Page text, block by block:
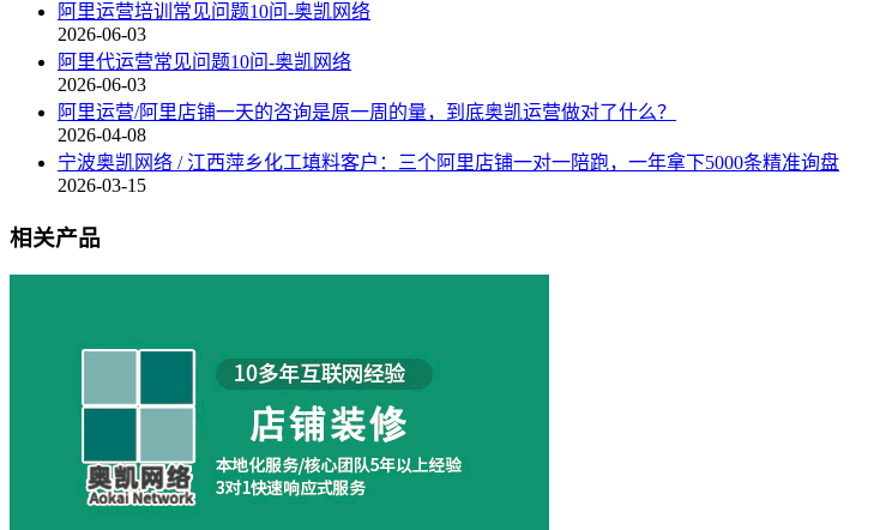
阿里运营培训常见问题10问-奥凯网络
2026-06-03
阿里代运营常见问题10问-奥凯网络
2026-06-03
阿里运营/阿里店铺一天的咨询是原一周的量，到底奥凯运营做对了什么？
2026-04-08
宁波奥凯网络 / 江西萍乡化工填料客户：三个阿里店铺一对一陪跑，一年拿下5000条精准询盘
2026-03-15
相关产品